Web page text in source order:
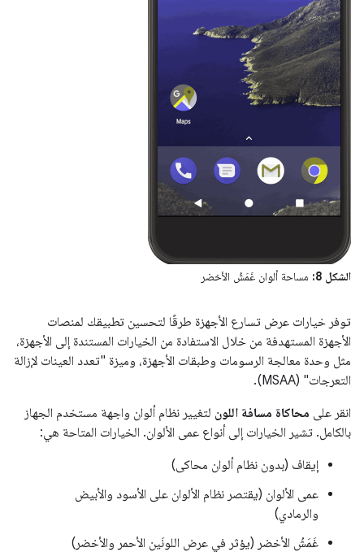
الشكل 8: مساحة ألوان غَمَشُ الأخضر
توفر خيارات عرض تسارع الأجهزة طرقًا لتحسين تطبيقك لمنصات
الأجهزة المستهدفة من خلال الاستفادة من الخيارات المستندة إلى الأجهزة،
مثل وحدة معالجة الرسومات وطبقات الأجهزة، وميزة "تعدد العينات لإزالة
التعرجات" (MSAA).
انقر على محاكاة مسافة اللون لتغيير نظام ألوان واجهة مستخدم الجهاز
بالكامل. تشير الخيارات إلى أنواع عمى الألوان. الخيارات المتاحة هي:
إيقاف (بدون نظام ألوان محاكى)
عمى الألوان (يقتصر نظام الألوان على الأسود والأبيض
والرمادي)
غَمَشُ الأخضر (يؤثر في عرض اللونَين الأحمر والأخضر)